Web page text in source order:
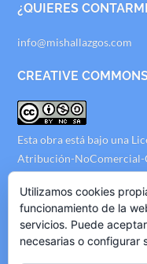
¿QUIERES
info@mishallazgos.com
CREATIVE
Esta obra está bajo una
Atribución-NoComercial-
AVISO LEGAL
Politica de Privacidad
Politica de Cookies
Utilizamos cookies
funcionamiento de la
servicios. Puede
necesarias o configurar